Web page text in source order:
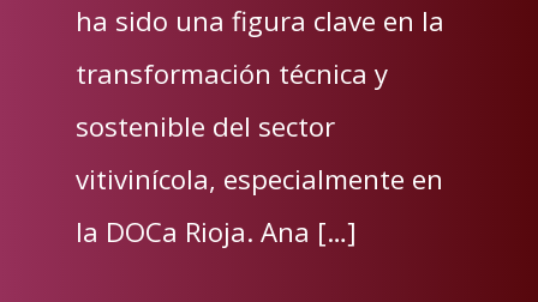
ha sido una figura clave en la
transformación técnica y
sostenible del sector
vitivinícola, especialmente en
la DOCa Rioja. Ana […]